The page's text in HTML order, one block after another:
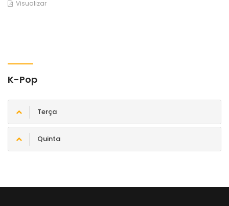
Visualizar
K-Pop
Terça
Quinta